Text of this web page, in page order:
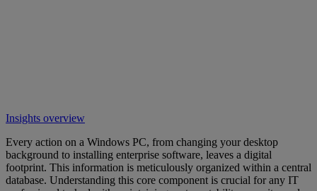
Insights overview
Every action on a Windows PC, from changing your desktop
background to installing enterprise software, leaves a digital
footprint. This information is meticulously organized within a central
database. Understanding this core component is crucial for any IT